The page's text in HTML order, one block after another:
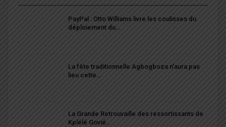
PayPal : Otto Williams livre les coulisses du
déploiement du…
La fête traditionnelle Agbogboza n’aura pas
lieu cette…
La Grande Retrouvaille des ressortissants de
Kplélé Govié…